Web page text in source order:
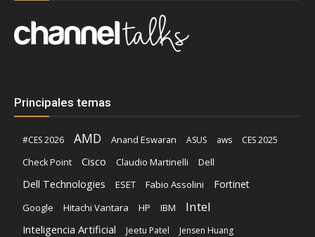
Principales temas
#CES 2026 AMD Anand Eswaran ASUS aws
CES 2025
Check Point
Cisco Claudio Martinelli Dell
Dell Technologies ESET Fabio Assolini Fortinet
Google Hitachi Vantara HP IBM Intel
Inteligencia Artificial Jeetu Patel Jensen Huang